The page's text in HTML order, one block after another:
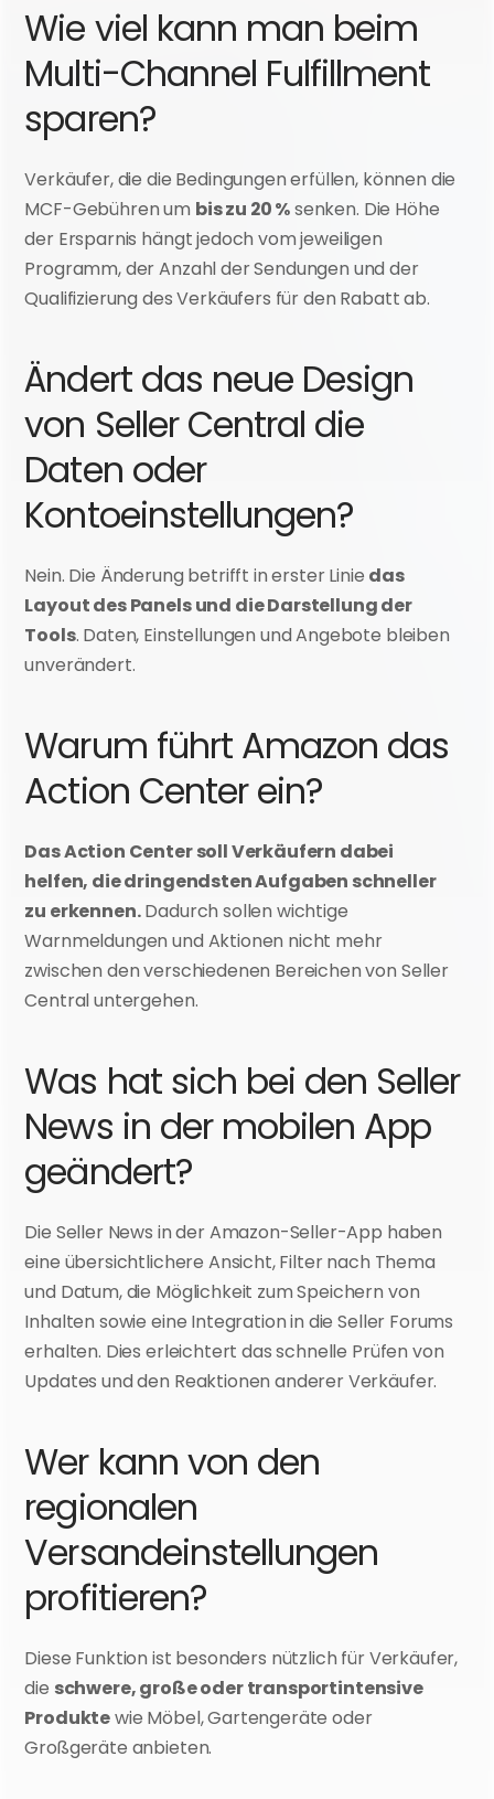
Wie viel kann man beim
Multi-Channel Fulfillment
sparen?
Verkäufer, die die Bedingungen erfüllen, können die
MCF-Gebühren um bis zu 20 % senken. Die Höhe
der Ersparnis hängt jedoch vom jeweiligen
Programm, der Anzahl der Sendungen und der
Qualifizierung des Verkäufers für den Rabatt ab.
Ändert das neue Design
von Seller Central die
Daten oder
Kontoeinstellungen?
Nein. Die Änderung betrifft in erster Linie das
Layout des Panels und die Darstellung der
Tools. Daten, Einstellungen und Angebote bleiben
unverändert.
Warum führt Amazon das
Action Center ein?
Das Action Center soll Verkäufern dabei
helfen, die dringendsten Aufgaben schneller
zu erkennen. Dadurch sollen wichtige
Warnmeldungen und Aktionen nicht mehr
zwischen den verschiedenen Bereichen von Seller
Central untergehen.
Was hat sich bei den Seller
News in der mobilen App
geändert?
Die Seller News in der Amazon-Seller-App haben
eine übersichtlichere Ansicht, Filter nach Thema
und Datum, die Möglichkeit zum Speichern von
Inhalten sowie eine Integration in die Seller Forums
erhalten. Dies erleichtert das schnelle Prüfen von
Updates und den Reaktionen anderer Verkäufer.
Wer kann von den
regionalen
Versandeinstellungen
profitieren?
Diese Funktion ist besonders nützlich für Verkäufer,
die schwere, große oder transportintensive
Produkte wie Möbel, Gartengeräte oder
Großgeräte anbieten.